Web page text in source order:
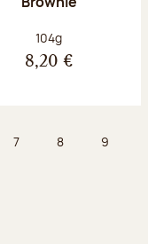
Poids net :
104g
8,20 €
sur 9
Page
7 Page
8 Page
9